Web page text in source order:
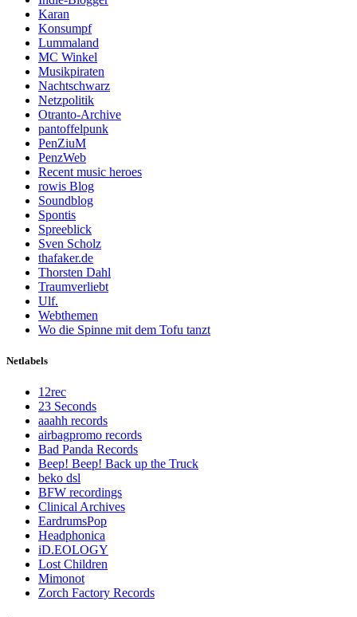
Karan
Konsumpf
Lummaland
MC Winkel
Musikpiraten
Nachtschwarz
Netzpolitik
Otranto-Archive
pantoffelpunk
PenZiuM
PenzWeb
Recent music heroes
rowis Blog
Soundblog
Spontis
Spreeblick
Sven Scholz
thafaker.de
Thorsten Dahl
Traumverliebt
Ulf.
Webthemen
Wo die Spinne mit dem Tofu tanzt
Netlabels
12rec
23 Seconds
aaahh records
airbagpromo records
Bad Panda Records
Beep! Beep! Back up the Truck
beko dsl
BFW recordings
Clinical Archives
EardrumsPop
Headphonica
iD.EOLOGY
Lost Children
Mimonot
Zorch Factory Records